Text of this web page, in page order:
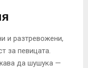
и разтревожени,
за певицата.
да шушука —